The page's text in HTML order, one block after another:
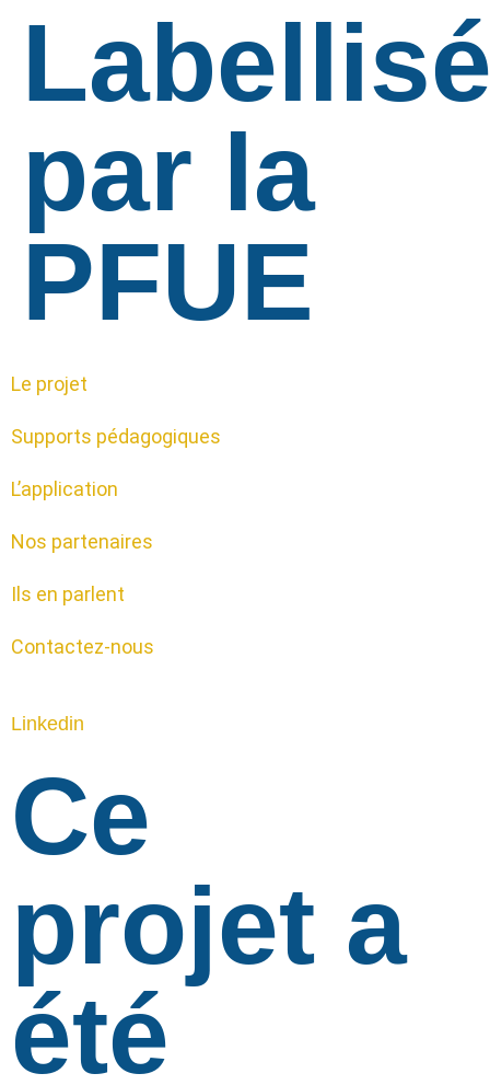
par la
PFUE
Le projet
Supports pédagogiques
L’application
Nos partenaires
Ils en parlent
Contactez-nous
Linkedin
Ce
projet a
été